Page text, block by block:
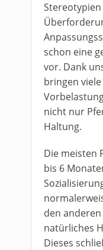
schon eine
vor. Dank
bringen
nicht nur
Haltung.
Die meisten
bis 6
den
natürliches
Dieses